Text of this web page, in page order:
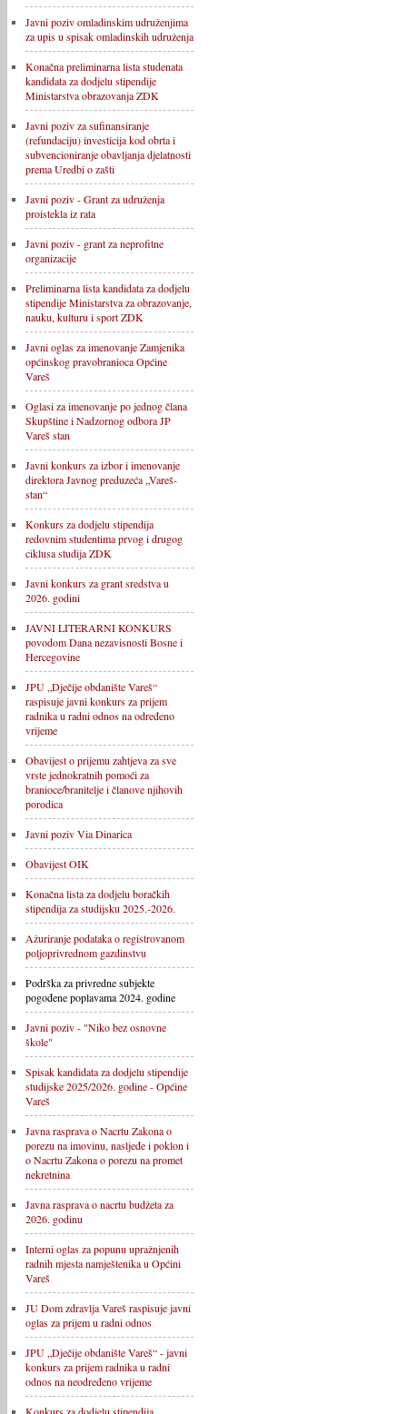
Javni poziv omladinskim udruženjima
za upis u spisak omladinskih udruženja
Konačna preliminarna lista studenata
kandidata za dodjelu stipendije
Ministarstva obrazovanja ZDK
Javni poziv za sufinansiranje
(refundaciju) investicija kod obrta i
subvencioniranje obavljanja djelatnosti
prema Uredbi o zašti
Javni poziv - Grant za udruženja
proistekla iz rata
Javni poziv - grant za neprofitne
organizacije
Preliminarna lista kandidata za dodjelu
stipendije Ministarstva za obrazovanje,
nauku, kulturu i sport ZDK
Javni oglas za imenovanje Zamjenika
općinskog pravobranioca Općine
Vareš
Oglasi za imenovanje po jednog člana
Skupštine i Nadzornog odbora JP
Vareš stan
Javni konkurs za izbor i imenovanje
direktora Javnog preduzeća „Vareš-
stan“
Konkurs za dodjelu stipendija
redovnim studentima prvog i drugog
ciklusa studija ZDK
Javni konkurs za grant sredstva u
2026. godini
JAVNI LITERARNI KONKURS
povodom Dana nezavisnosti Bosne i
Hercegovine
JPU „Dječije obdanište Vareš“
raspisuje javni konkurs za prijem
radnika u radni odnos na određeno
vrijeme
Obavijest o prijemu zahtjeva za sve
vrste jednokratnih pomoći za
branioce/branitelje i članove njihovih
porodica
Javni poziv Via Dinarica
Obavijest OIK
Konačna lista za dodjelu boračkih
stipendija za studijsku 2025.-2026.
Ažuriranje podataka o registrovanom
poljoprivrednom gazdinstvu
Podrška za privredne subjekte
pogođene poplavama 2024. godine
Javni poziv - "Niko bez osnovne
škole"
Spisak kandidata za dodjelu stipendije
studijske 2025/2026. godine - Općine
Vareš
Javna rasprava o Nacrtu Zakona o
porezu na imovinu, nasljeđe i poklon i
o Nacrtu Zakona o porezu na promet
nekretnina
Javna rasprava o nacrtu budžeta za
2026. godinu
Interni oglas za popunu upražnjenih
radnih mjesta namještenika u Općini
Vareš
JU Dom zdravlja Vareš raspisuje javni
oglas za prijem u radni odnos
JPU „Dječije obdanište Vareš“ - javni
konkurs za prijem radnika u radni
odnos na neodređeno vrijeme